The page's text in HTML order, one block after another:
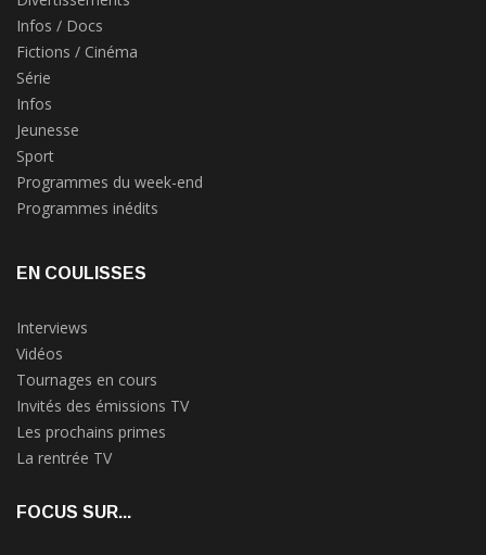
Infos / Docs
Fictions / Cinéma
Série
Infos
Jeunesse
Sport
Programmes du week-end
Programmes inédits
EN COULISSES
Interviews
Vidéos
Tournages en cours
Invités des émissions TV
Les prochains primes
La rentrée TV
FOCUS SUR...